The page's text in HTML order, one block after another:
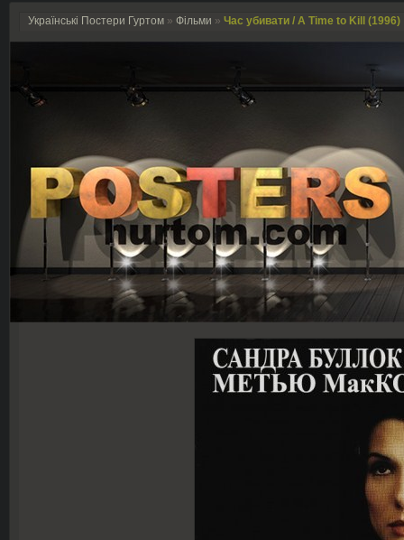
Українські Постери Гуртом » Фільми » Час убивати / A Time to Kill (1996)